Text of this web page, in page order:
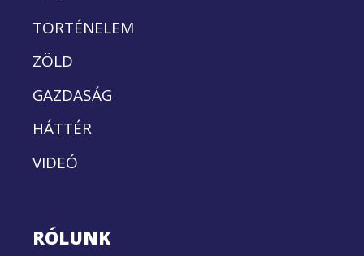
TÖRTÉNELEM
ZÖLD
GAZDASÁG
HÁTTÉR
VIDEÓ
RÓLUNK